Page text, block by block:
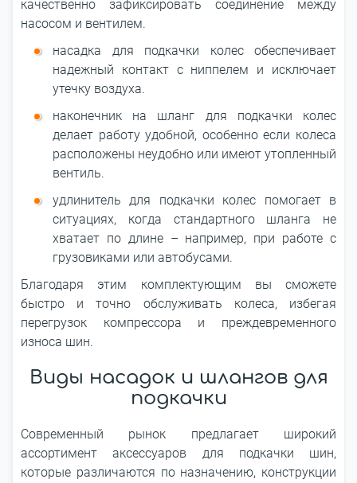
качественно зафиксировать соединение между
насосом и вентилем.
насадка для подкачки колес обеспечивает
надежный контакт с ниппелем и исключает
утечку воздуха.
наконечник на шланг для подкачки колес
делает работу удобной, особенно если колеса
расположены неудобно или имеют утопленный
вентиль.
удлинитель для подкачки колес помогает в
ситуациях, когда стандартного шланга не
хватает по длине – например, при работе с
грузовиками или автобусами.
Благодаря этим комплектующим вы сможете
быстро и точно обслуживать колеса, избегая
перегрузок компрессора и преждевременного
износа шин.
Виды насадок и шлангов для
подкачки
Современный рынок предлагает широкий
ассортимент аксессуаров для подкачки шин,
которые различаются по назначению, конструкции